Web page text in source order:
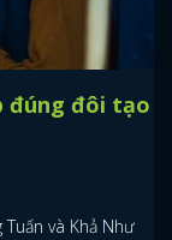
đúng đôi tạo
và Khả Như